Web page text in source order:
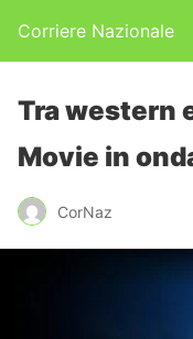
Corriere Nazionale
Tra western
Movie in
CorNaz